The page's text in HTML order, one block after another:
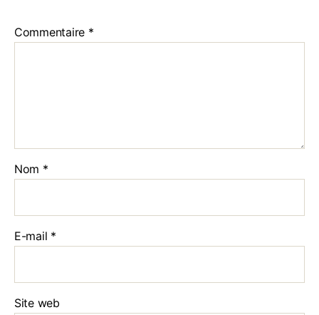
Commentaire *
Nom *
E-mail *
Site web